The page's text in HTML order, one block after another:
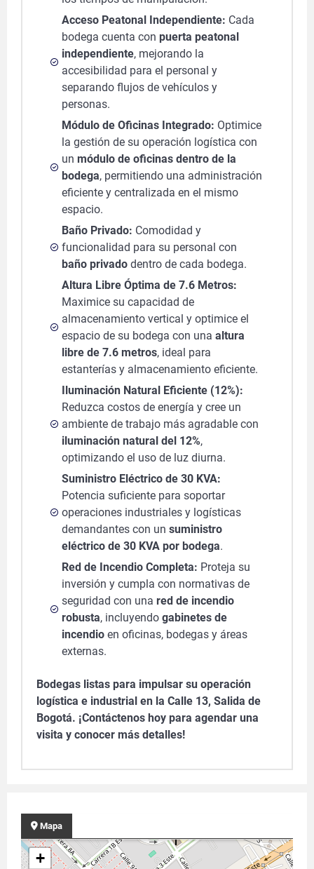
Acceso Peatonal Independiente: Cada
bodega cuenta con puerta peatonal
independiente, mejorando la
accesibilidad para el personal y
separando flujos de vehículos y
personas.
Módulo de Oficinas Integrado: Optimice
la gestión de su operación logística con
un módulo de oficinas dentro de la
bodega, permitiendo una administración
eficiente y centralizada en el mismo
espacio.
Baño Privado: Comodidad y
funcionalidad para su personal con
baño privado dentro de cada bodega.
Altura Libre Óptima de 7.6 Metros:
Maximice su capacidad de
almacenamiento vertical y optimice el
espacio de su bodega con una altura
libre de 7.6 metros, ideal para
estanterías y almacenamiento eficiente.
Iluminación Natural Eficiente (12%):
Reduzca costos de energía y cree un
ambiente de trabajo más agradable con
iluminación natural del 12%,
optimizando el uso de luz diurna.
Suministro Eléctrico de 30 KVA:
Potencia suficiente para soportar
operaciones industriales y logísticas
demandantes con un suministro
eléctrico de 30 KVA por bodega.
Red de Incendio Completa: Proteja su
inversión y cumpla con normativas de
seguridad con una red de incendio
robusta, incluyendo gabinetes de
incendio en oficinas, bodegas y áreas
externas.
Bodegas listas para impulsar su operación
logística e industrial en la Calle 13, Salida de
Bogotá. ¡Contáctenos hoy para agendar una
visita y conocer más detalles!
Mapa
+